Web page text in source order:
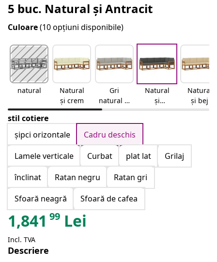
5 buc. Natural și Antracit
Culoare(10 opțiuni disponibile)
natural
Natural
și crem
Gri
natural și
deschis
Natural
și
antracit
Natural
și bej
stil cotiere
șipci orizontale
Cadru deschis
Lamele verticale
Curbat plat lat
Grilaj
înclinat
Ratan negru
Ratan gri
Sfoară neagră
Sfoară de cafea
1,841 99 Lei
Incl. TVA
Descriere